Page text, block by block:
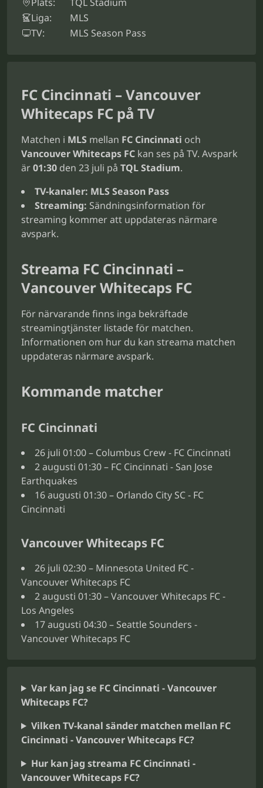
Liga:
MLS
TV:
MLS Season Pass
FC Cincinnati – Vancouver
Whitecaps FC på TV
Matchen i MLS mellan FC Cincinnati och
Vancouver Whitecaps FC kan ses på TV. Avspark
är01:30 den 23 juli på TQL Stadium.
TV-kanaler: MLS Season Pass
Streaming: Sändningsinformation för
streaming kommer att uppdateras närmare
avspark.
Streama FC Cincinnati –
Vancouver Whitecaps FC
För närvarande finns inga bekräftade
streamingtjänster listade för matchen.
Informationen om hur du kan streama matchen
uppdateras närmare avspark.
Kommande matcher
FC Cincinnati
26 juli 01:00 – Columbus Crew - FC Cincinnati
2 augusti 01:30 – FC Cincinnati - San Jose
Earthquakes
16 augusti 01:30 – Orlando City SC - FC
Cincinnati
Vancouver Whitecaps FC
26 juli 02:30 – Minnesota United FC -
Vancouver Whitecaps FC
2 augusti 01:30 – Vancouver Whitecaps FC -
Los Angeles
17 augusti 04:30 – Seattle Sounders -
Vancouver Whitecaps FC
Var kan jag se FC Cincinnati - Vancouver
Whitecaps FC?
Vilken TV-kanal sänder matchen mellan FC
Cincinnati - Vancouver Whitecaps FC?
Hur kan jag streama FC Cincinnati -
Vancouver Whitecaps FC?